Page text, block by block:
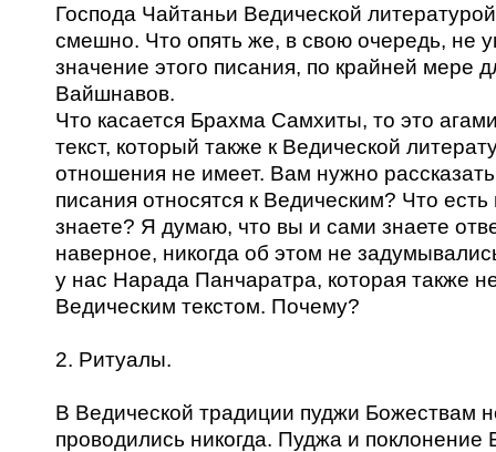
Господа Чайтаньи Ведической
смешно. Что опять же, в свою очередь, не
значение этого писания, по крайней мере
Вайшнавов.
Что касается Брахма Самхиты, то это
текст, который также к Ведической
отношения не имеет. Вам нужно
писания относятся к Ведическим? Что
знаете? Я думаю, что вы и сами знаете
наверное, никогда об этом не
у нас Нарада Панчаратра, которая также
Ведическим текстом. Почему?
2. Ритуалы.
В Ведической традиции пуджи Божествам
проводились никогда. Пуджа и поклонение